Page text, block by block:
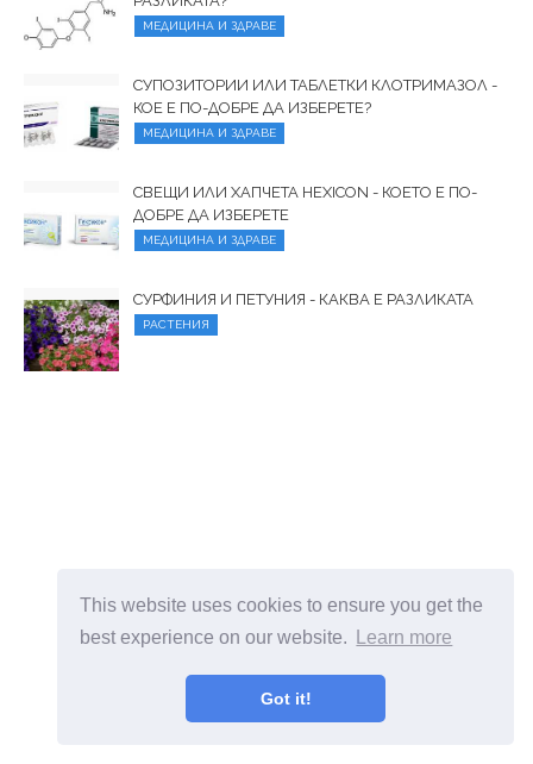
This website uses cookies to ensure you get the
best experience on our website.
Learn more
Got it!
МЕДИЦИНА И ЗДРАВЕ
СУПОЗИТОРИИ ИЛИ ТАБЛЕТКИ КЛОТРИМАЗОЛ -
КОЕ Е ПО-ДОБРЕ ДА ИЗБЕРЕТЕ?
МЕДИЦИНА И ЗДРАВЕ
СВЕЩИ ИЛИ ХАПЧЕТА HEXICON - КОЕТО Е ПО-
ДОБРЕ ДА ИЗБЕРЕТЕ
МЕДИЦИНА И ЗДРАВЕ
СУРФИНИЯ И ПЕТУНИЯ - КАКВА Е РАЗЛИКАТА
РАСТЕНИЯ